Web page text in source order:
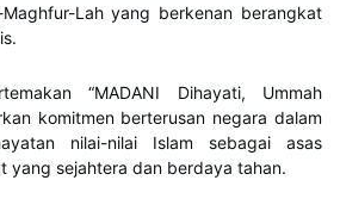
Lah yang berkenan berangkat
“MADANI Dihayati, Ummah
komitmen berterusan negara dalam
nilai-nilai Islam sebagai asas
yang sejahtera dan berdaya tahan.